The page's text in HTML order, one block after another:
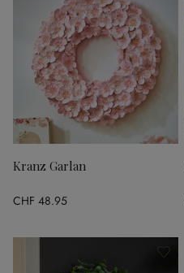
Kranz Garlan
CHF 48.95